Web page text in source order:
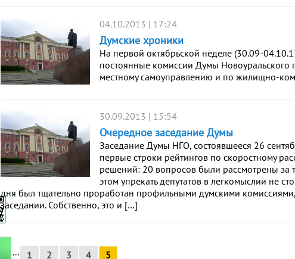
04.10.2013 | 17:24
Думские хроники
На первой октябрьской неделе (30.09-
постоянные комиссии Думы Новоуральского
местному самоуправлению и по жилищно-
30.09.2013 | 15:54
Очередное заседание Думы
Заседание Думы НГО, состоявшееся 26
первые строки рейтингов по скоростному
решений: 20 вопросов были рассмотрены за
этом упрекать депутатов в легкомыслии не
дня был тщательно проработан профильными думскими
заседании. Собственно, это и […]
... 1 2 3 4 5